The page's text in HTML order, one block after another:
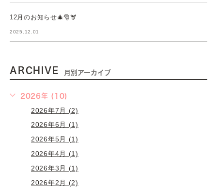
12月のお知らせ🎄🎅🫎
2025.12.01
ARCHIVE 月別アーカイブ
2026年 (10)
2026年7月 (2)
2026年6月 (1)
2026年5月 (1)
2026年4月 (1)
2026年3月 (1)
2026年2月 (2)